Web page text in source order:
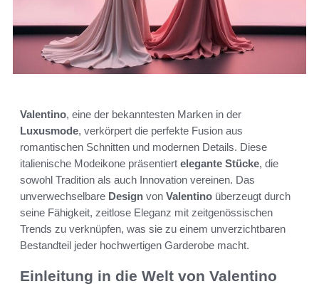
Valentino, eine der bekanntesten Marken in der
Luxusmode, verkörpert die perfekte Fusion aus
romantischen Schnitten und modernen Details. Diese
italienische Modeikone präsentiert elegante Stücke, die
sowohl Tradition als auch Innovation vereinen. Das
unverwechselbare Design von Valentino überzeugt durch
seine Fähigkeit, zeitlose Eleganz mit zeitgenössischen
Trends zu verknüpfen, was sie zu einem unverzichtbaren
Bestandteil jeder hochwertigen Garderobe macht.
Einleitung in die Welt von Valentino